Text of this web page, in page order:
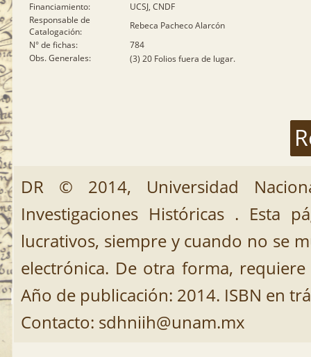
Financiamiento:
UCSJ, CNDF
Responsable de
Catalogación:
Rebeca Pacheco Alarcón
N° de fichas:
784
Obs. Generales:
(3) 20 Folios fuera de lugar.
DR © 2014, Universidad
Investigaciones Históricas . Esta
lucrativos, siempre y cuando no se
electrónica. De otra forma,
Año de publicación: 2014. ISBN en
Contacto: sdhniih@unam.mx